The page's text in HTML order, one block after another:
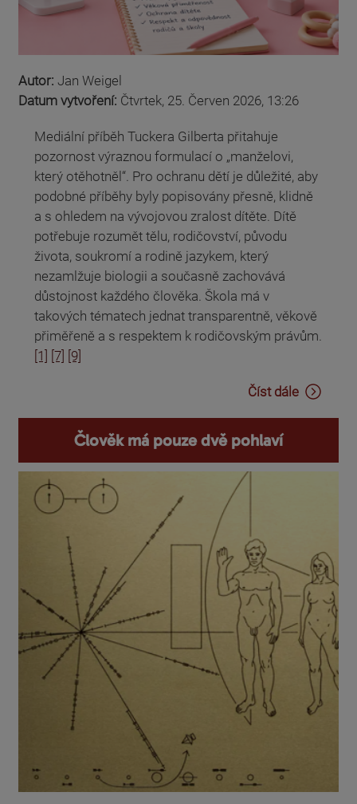
Autor: Jan Weigel
Datum vytvoření: Čtvrtek, 25. Červen 2026, 13:26
Mediální příběh Tuckera Gilberta přitahuje
pozornost výraznou formulací o „manželovi,
který otěhotněl“. Pro ochranu dětí je důležité, aby
podobné příběhy byly popisovány přesně, klidně
a s ohledem na vývojovou zralost dítěte. Dítě
potřebuje rozumět tělu, rodičovství, původu
života, soukromí a rodině jazykem, který
nezamlžuje biologii a současně zachovává
důstojnost každého člověka. Škola má v
takových tématech jednat transparentně, věkově
přiměřeně a s respektem k rodičovským právům.
[1] [7] [9]
Číst dále
Člověk má pouze dvě pohlaví